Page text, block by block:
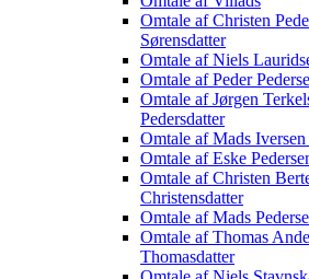
Omtale af Christen
Sørensdatter
Omtale af Niels
Omtale af Peder
Omtale af Jørgen
Pedersdatter
Omtale af Mads
Omtale af Eske
Omtale af Christen
Christensdatter
Omtale af Mads
Omtale af Thomas
Thomasdatter